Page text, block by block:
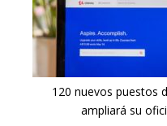
120 nuevos puestos
ampliará su